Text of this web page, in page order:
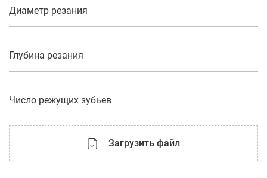
Диаметр резания
Глубина резания
Число режущих зубьев
Загрузить файл